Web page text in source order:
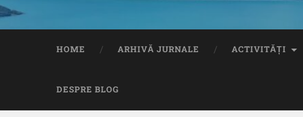
HOME ARHIVĂ JURNALE ACTIVITĂȚI
DESPRE BLOG